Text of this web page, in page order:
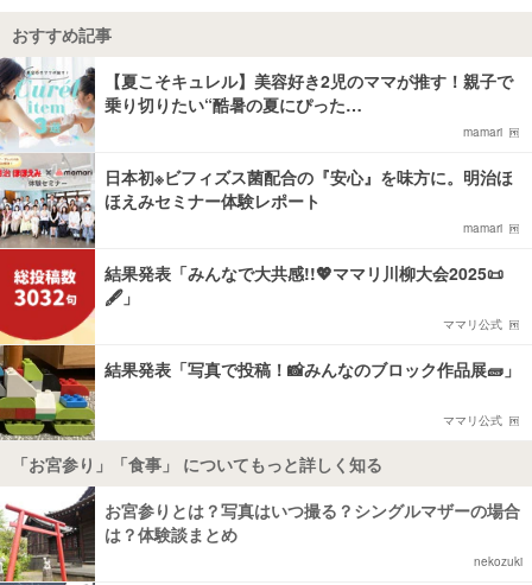
おすすめ記事
【夏こそキュレル】美容好き2児のママが推す！親子で
乗り切りたい“酷暑の夏にぴった…
mamari
日本初※ビフィズス菌配合の『安心』を味方に。明治ほ
ほえみセミナー体験レポート
mamari
結果発表「みんなで大共感!!💖ママリ川柳大会2025📜
🖋️」
ママリ公式
結果発表「写真で投稿！📸みんなのブロック作品展🧱」
ママリ公式
「お宮参り」「食事」 についてもっと詳しく知る
お宮参りとは？写真はいつ撮る？シングルマザーの場合
は？体験談まとめ
nekozuki